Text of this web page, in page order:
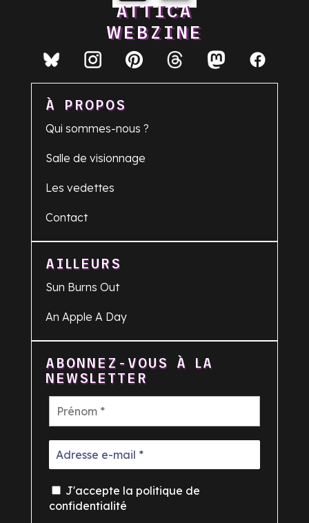
ATTICA
WEBZINE
À PROPOS
Qui sommes-nous ?
Salle de visionnage
Les vedettes
Contact
AILLEURS
Sun Burns Out
An Apple A Day
ABONNEZ-VOUS À LA
NEWSLETTER
J'accepte la politique de
confidentialité